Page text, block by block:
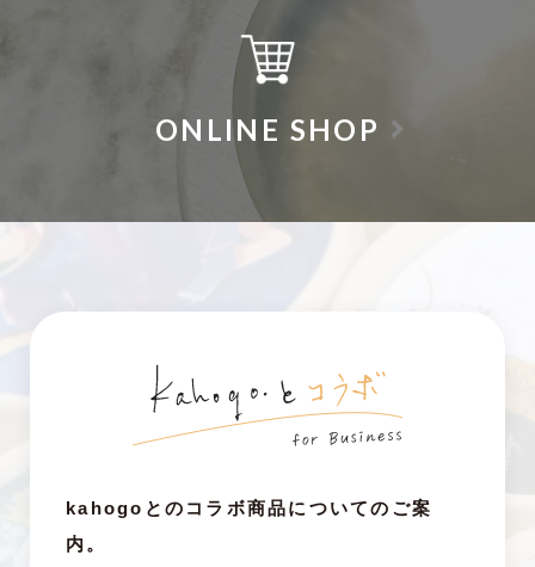
ONLINE SHOP
kahogoとのコラボ商品についてのご案
内。